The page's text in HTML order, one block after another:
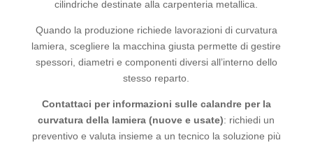
cilindriche destinate alla carpenteria metallica.
Quando la produzione richiede lavorazioni di curvatura
lamiera, scegliere la macchina giusta permette di gestire
spessori, diametri e componenti diversi all’interno dello
stesso reparto.
Contattaci per informazioni sulle calandre per la
curvatura della lamiera (nuove e usate): richiedi un
preventivo e valuta insieme a un tecnico la soluzione più